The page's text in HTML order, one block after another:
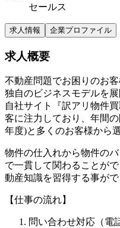
セールス
求人情報 企業プロファイル
求人概要
不動産問題でお困りのお
独自のビジネスモデルを展
自社サイト『訳アリ物件
客に注力しており、年間
年度)と多くのお客様から
物件の仕入れから物件の
で一貫して関わることが
動産知識を習得する事がで
【仕事の流れ】
問い合わせ対応（電